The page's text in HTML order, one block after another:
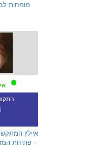
מומחית
איילין
- פתיחת